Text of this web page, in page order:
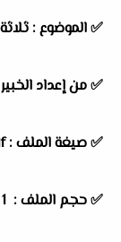
✅الموضوع :
✅من إعداد
✅ صيغة الملف : pdf
✅ حجم الملف : 1 ميجابايت